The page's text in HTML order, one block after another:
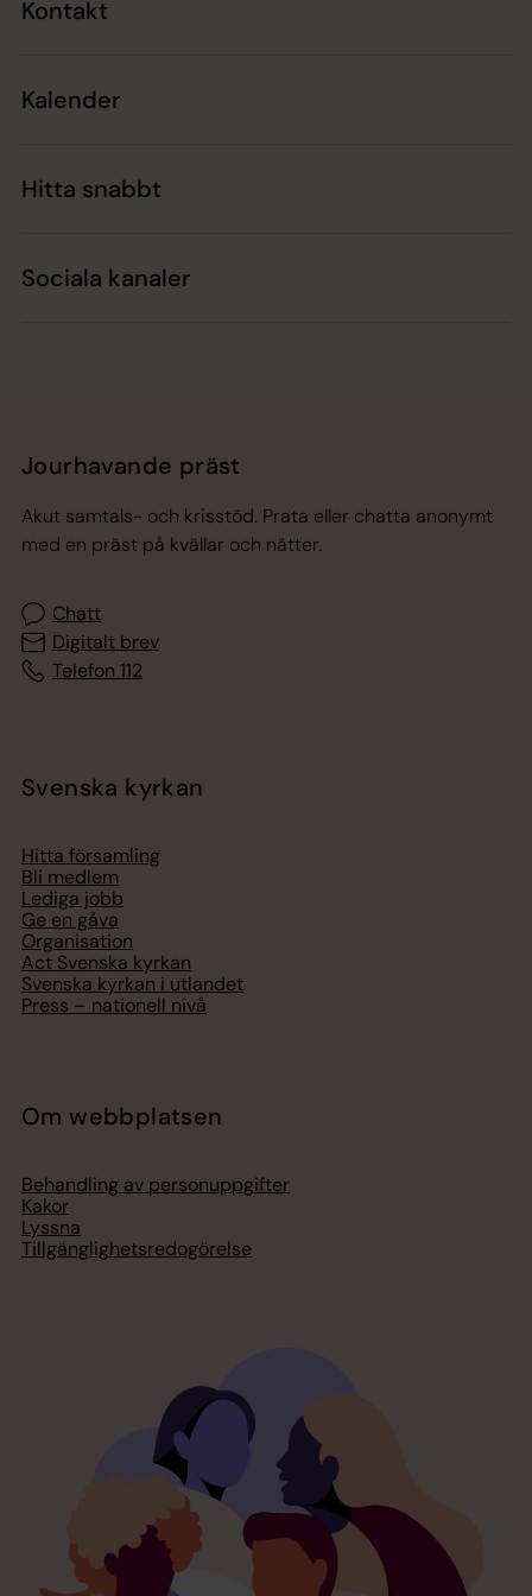
Kontakt
Kalender
Hitta snabbt
Sociala kanaler
Jourhavande präst
Akut samtals- och krisstöd. Prata eller chatta anonymt
med en präst på kvällar och nätter.
Chatt
Digitalt brev
Telefon 112
Svenska kyrkan
Hitta församling
Bli medlem
Lediga jobb
Ge en gåva
Organisation
Act Svenska kyrkan
Svenska kyrkan i utlandet
Press – nationell nivå
Om webbplatsen
Behandling av personuppgifter
Kakor
Lyssna
Tillgänglighetsredogörelse